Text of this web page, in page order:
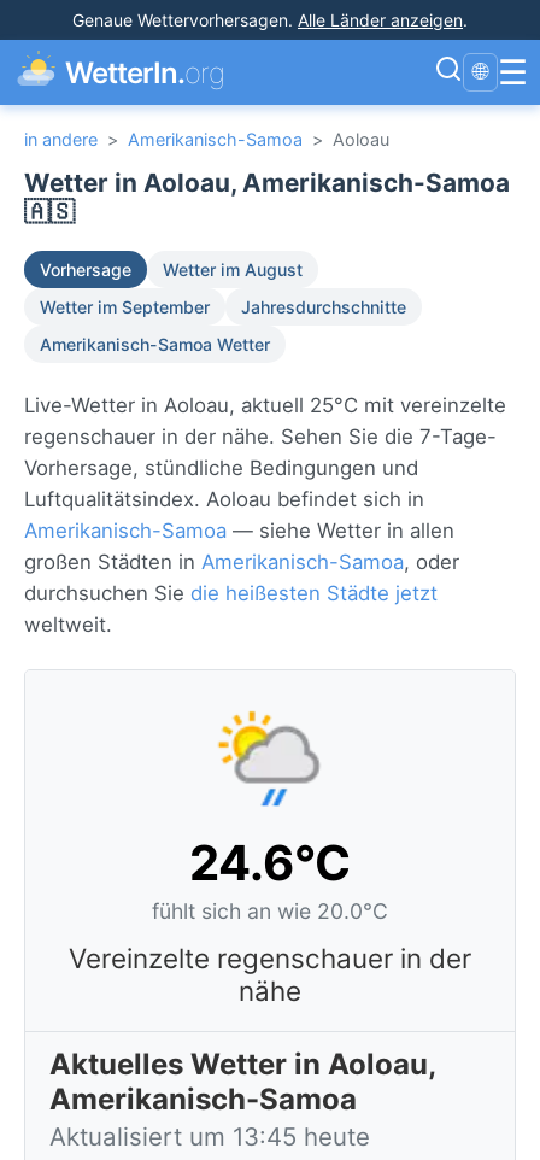
Genaue Wettervorhersagen. Alle Länder anzeigen.
WetterIn.org 🌐 ☰
in andere > Amerikanisch-Samoa > Aoloau
Wetter in Aoloau, Amerikanisch-Samoa
🇦🇸
Vorhersage
Wetter im August
Wetter im September
Jahresdurchschnitte
Amerikanisch-Samoa Wetter
Live-Wetter in Aoloau, aktuell 25°C mit vereinzelte
regenschauer in der nähe. Sehen Sie die 7-Tage-
Vorhersage, stündliche Bedingungen und
Luftqualitätsindex. Aoloau befindet sich in
Amerikanisch-Samoa — siehe Wetter in allen
großen Städten in Amerikanisch-Samoa, oder
durchsuchen Sie die heißesten Städte jetzt
weltweit.
24.6°C
fühlt sich an wie 20.0°C
Vereinzelte regenschauer in der
nähe
Aktuelles Wetter in Aoloau,
Amerikanisch-Samoa
Aktualisiert um 13:45 heute